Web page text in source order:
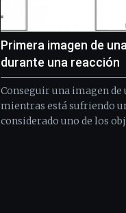
monólogos,
exposiciones,
conferencias,
y
espectáculos
Primera imagen de
durante una reacción
Conseguir una imagen de
mientras está sufriendo
considerado uno de los